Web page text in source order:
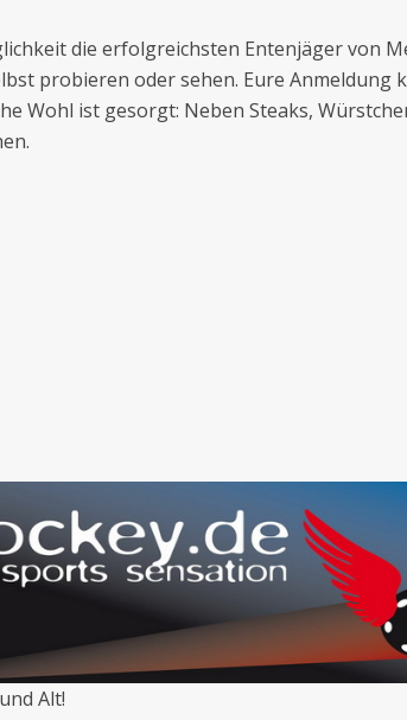
die erfolgreichsten Entenjäger von
probieren oder sehen. Eure Anmeldung
Wohl ist gesorgt: Neben Steaks,
Alt!